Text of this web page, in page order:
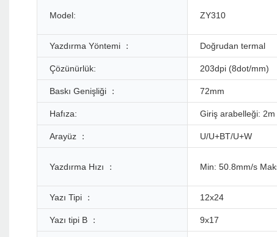
Model: ZY310
Yazdırma Yöntemi ： Doğrudan termal
Çözünürlük: 203dpi (8dot/mm)
Baskı Genişliği ： 72mm
Hafıza: Giriş arabelleği:
Arayüz ： U/U+BT/U+W
Yazdırma Hızı ： Min: 50.8mm/s
Yazı Tipi ： 12x24
Yazı tipi B ： 9x17